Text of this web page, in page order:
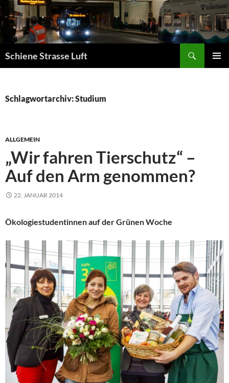
Zum
Inhalt
springen
Schiene Strasse Luft
Schlagwortarchiv: Studium
ALLGEMEIN
„Wir fahren Tierschutz“ –
Auf den Arm genommen?
22. JANUAR 2014
Ökologiestudentinnen auf der Grünen Woche